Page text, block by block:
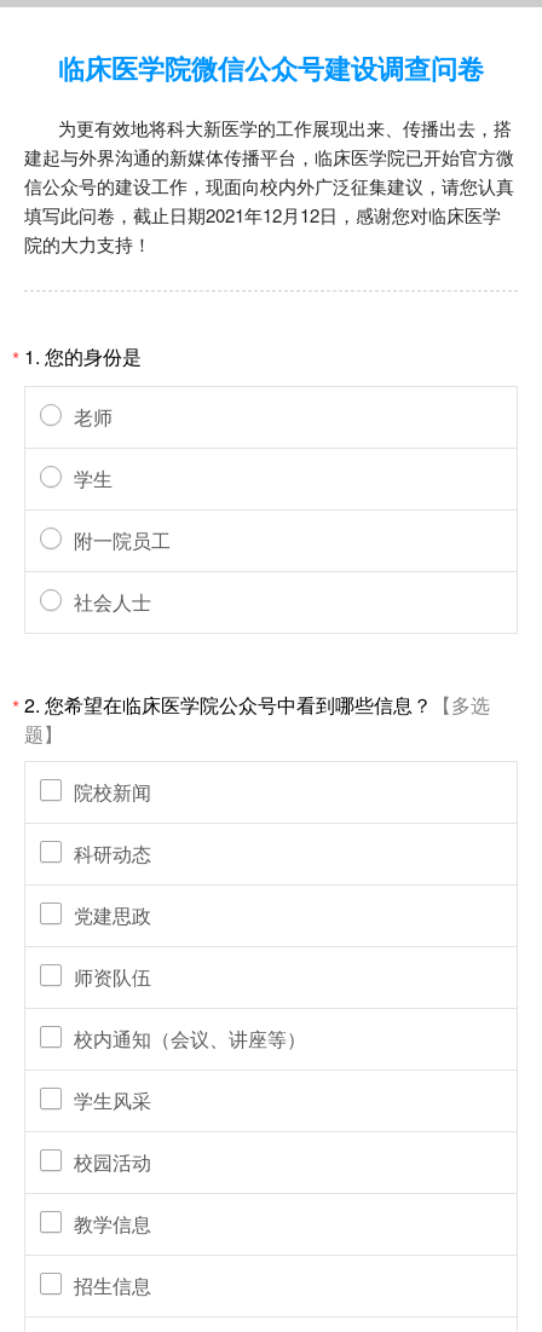
临床医学院微信公众号建设调查问卷
为更有效地将科大新医学的工作展现出来、传播出去，搭
建起与外界沟通的新媒体传播平台，临床医学院已开始官方微
信公众号的建设工作，现面向校内外广泛征集建议，请您认真
填写此问卷，截止日期2021年12月12日，感谢您对临床医学
院的大力支持！
* 1. 您的身份是
老师
学生
附一院员工
社会人士
*2. 您希望在临床医学院公众号中看到哪些信息？
【多选
题】
院校新闻
科研动态
党建思政
师资队伍
校内通知（会议、讲座等）
学生风采
校园活动
教学信息
招生信息